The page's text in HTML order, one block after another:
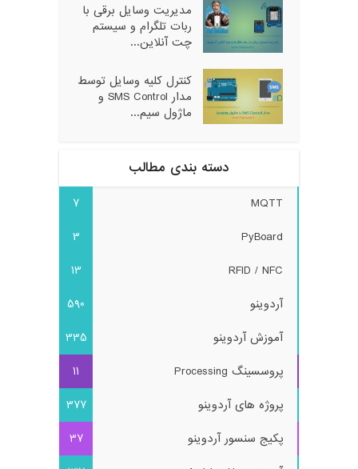
مدیریت وسایل برقی با
ربات تلگرام و سیستم
چت آنلاین...
کنترل کلیه وسایل توسط
مدار SMS Control و
ماژول سیم...
دسته بندی مطالب
MQTT
7
PyBoard
3
RFID / NFC
13
آردوینو
590
آموزش آردوینو
335
پروسسینگ Processing
11
پروژه های آردوینو
377
پکیج سنسور آردوینو
37